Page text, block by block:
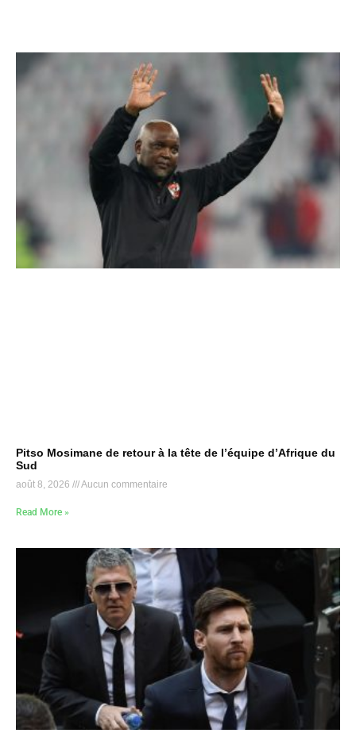
Pitso Mosimane de retour à la tête de l’équipe d’Afrique du
Sud
août 8, 2026 Aucun commentaire
Read More »